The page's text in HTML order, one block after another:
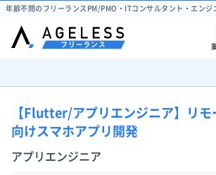
年齢不問のフリーランスPM/PMO・ITコンサルタント・エンジ
【Flutter/アプリエンジニア】リモ
向けスマホアプリ開発
アプリエンジニア